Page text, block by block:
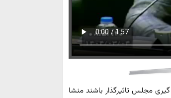
مجلس تاثیرگذار باشند منشا